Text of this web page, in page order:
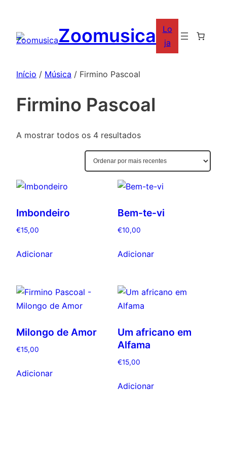
Zoomusica
Lo
ja
Início / Música / Firmino Pascoal
Firmino Pascoal
A mostrar todos os 4 resultadosOrdenado
por
mais
Imbondeiro
€15,00
Adicionar
Bem-te-vi
€10,00
Adicionar
Milongo de Amor
€15,00
Adicionar
Um africano em
Alfama
€15,00
Adicionar